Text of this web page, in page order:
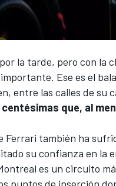
la tarde, pero con la
Ese es el
entre las calles de su
que, al
Ferrari también ha
su confianza en la
es un circuito